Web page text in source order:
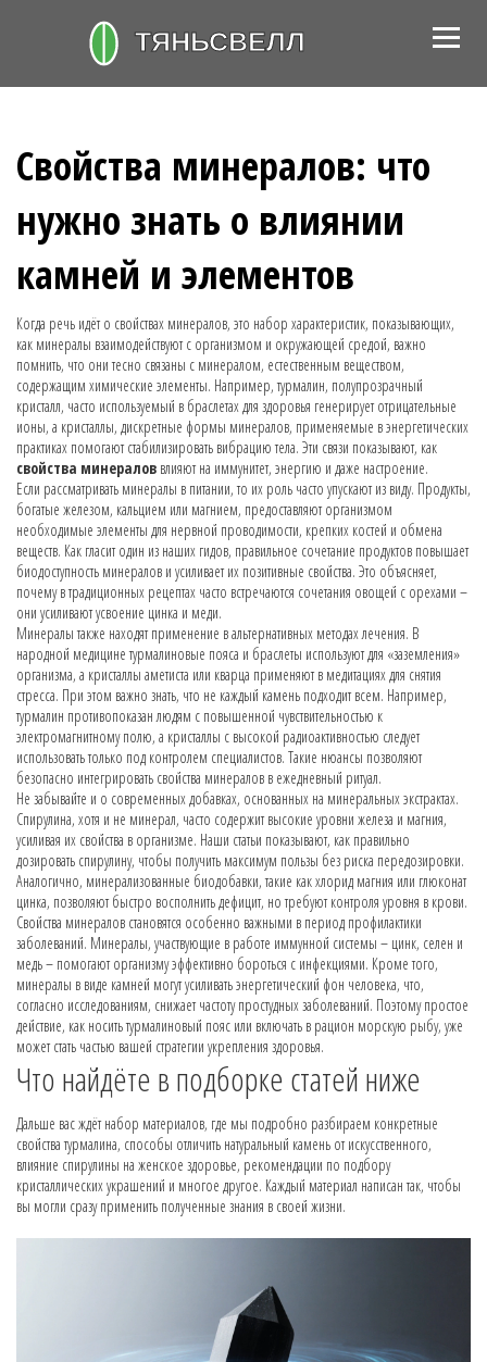
Свойства минералов: что
нужно знать о влиянии
камней и элементов
Когда речь идёт о свойствах минералов, это набор характеристик, показывающих,
как минералы взаимодействуют с организмом и окружающей средой, важно
помнить, что они тесно связаны с минералом, естественным веществом,
содержащим химические элементы. Например,турмалин, полупрозрачный
кристалл, часто используемый в браслетах для здоровья генерирует отрицательные
ионы, а кристаллы, дискретные формы минералов, применяемые в энергетических
практиках помогают стабилизировать вибрацию тела. Эти связи показывают, как
свойства минералов влияют на иммунитет, энергию и даже настроение.
Если рассматривать минералы в питании, то их роль часто упускают из виду. Продукты,
богатые железом, кальцием или магнием, предоставляют организмом
необходимые элементы для нервной проводимости, крепких костей и обмена
веществ. Как гласит один из наших гидов, правильное сочетание продуктов повышает
биодоступность минералов и усиливает их позитивные свойства. Это объясняет,
почему в традиционных рецептах часто встречаются сочетания овощей с орехами –
они усиливают усвоение цинка и меди.
Минералы также находят применение в альтернативных методах лечения. В
народной медицине турмалиновые пояса и браслеты используют для «заземления»
организма, а кристаллы аметиста или кварца применяют в медитациях для снятия
стресса. При этом важно знать, что не каждый камень подходит всем. Например,
турмалин противопоказан людям с повышенной чувствительностью к
электромагнитному полю, а кристаллы с высокой радиоактивностью следует
использовать только под контролем специалистов. Такие нюансы позволяют
безопасно интегрировать свойства минералов в ежедневный ритуал.
Не забывайте и о современных добавках, основанных на минеральных экстрактах.
Спирулина, хотя и не минерал, часто содержит высокие уровни железа и магния,
усиливая их свойства в организме. Наши статьи показывают, как правильно
дозировать спирулину, чтобы получить максимум пользы без риска передозировки.
Аналогично, минерализованные биодобавки, такие как хлорид магния или глюконат
цинка, позволяют быстро восполнить дефицит, но требуют контроля уровня в крови.
Свойства минералов становятся особенно важными в период профилактики
заболеваний. Минералы, участвующие в работе иммунной системы – цинк, селен и
медь – помогают организму эффективно бороться с инфекциями. Кроме того,
минералы в виде камней могут усиливать энергетический фон человека, что,
согласно исследованиям, снижает частоту простудных заболеваний. Поэтому простое
действие, как носить турмалиновый пояс или включать в рацион морскую рыбу, уже
может стать частью вашей стратегии укрепления здоровья.
Что найдёте в подборке статей ниже
Дальше вас ждёт набор материалов, где мы подробно разбираем конкретные
свойства турмалина, способы отличить натуральный камень от искусственного,
влияние спирулины на женское здоровье, рекомендации по подбору
кристаллических украшений и многое другое. Каждый материал написан так, чтобы
вы могли сразу применить полученные знания в своей жизни.